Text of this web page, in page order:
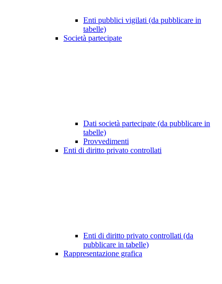
Enti pubblici vigilati (da pubblicare in
tabelle)
Società partecipate
Dati società partecipate (da pubblicare in
tabelle)
Provvedimenti
Enti di diritto privato controllati
Enti di diritto privato controllati (da
pubblicare in tabelle)
Rappresentazione grafica